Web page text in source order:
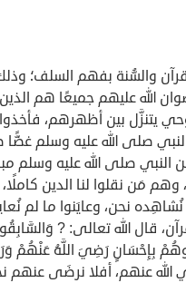
والسُّنة بفهم السلف؛
الله عليهم جميعًا هم
يتنزَّل بين أظهرهم، فأخذوا
صلى الله عليه وسلم غضًّا
النبي صلى الله عليه وسلم
مَن نقلوا لنا الدين كاملًا،
نحن، وعايَنوا ما لم
قال الله تعالى: ?
عنهم، أفلا نرضَى عنهم